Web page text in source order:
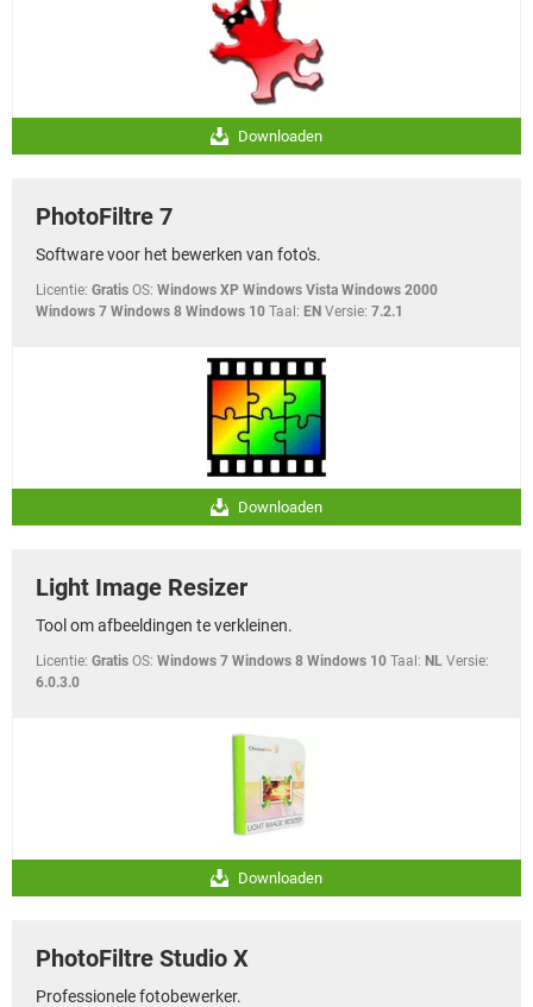
Downloaden
PhotoFiltre 7
Software voor het bewerken van foto's.
Licentie: Gratis OS: Windows XP Windows Vista Windows 2000
Windows 7 Windows 8 Windows 10 Taal: EN Versie: 7.2.1
Downloaden
Light Image Resizer
Tool om afbeeldingen te verkleinen.
Licentie: Gratis OS: Windows 7 Windows 8 Windows 10 Taal: NL Versie:
6.0.3.0
Downloaden
PhotoFiltre Studio X
Professionele fotobewerker.